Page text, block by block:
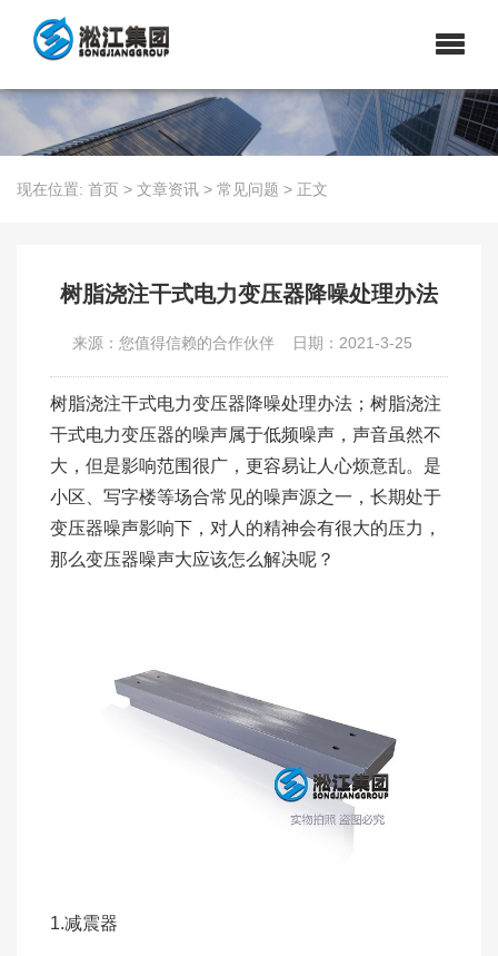
现在位置: 首页 > 文章资讯 > 常见问题 > 正文
树脂浇注干式电力变压器降噪处理办法
来源：您值得信赖的合作伙伴 日期：2021-3-25
树脂浇注干式电力变压器降噪处理办法；树脂浇注
干式电力变压器的噪声属于低频噪声，声音虽然不
大，但是影响范围很广，更容易让人心烦意乱。是
小区、写字楼等场合常见的噪声源之一，长期处于
变压器噪声影响下，对人的精神会有很大的压力，
那么变压器噪声大应该怎么解决呢？
1.减震器